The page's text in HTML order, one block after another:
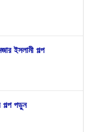
ইসলামী গল্প
গল্প পড়ুন